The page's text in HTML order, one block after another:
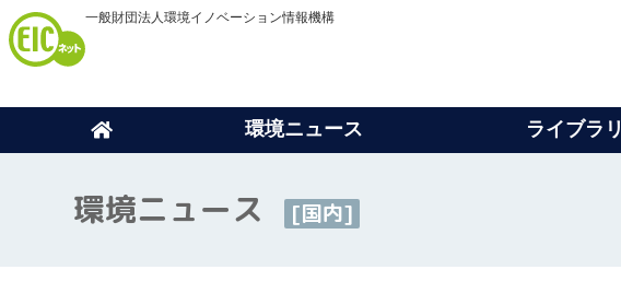
一般財団法人環境イノベーション情報機構
環境ニュース ライブラリ
環境ニュース [国内]